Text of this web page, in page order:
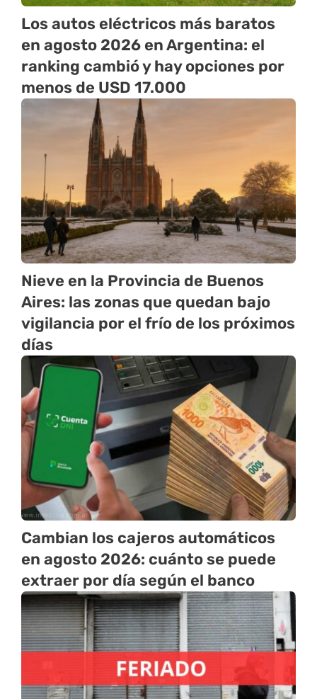
Los autos eléctricos más baratos
en agosto 2026 en Argentina: el
ranking cambió y hay opciones por
menos de USD 17.000
Nieve en la Provincia de Buenos
Aires: las zonas que quedan bajo
vigilancia por el frío de los próximos
días
Cambian los cajeros automáticos
en agosto 2026: cuánto se puede
extraer por día según el banco